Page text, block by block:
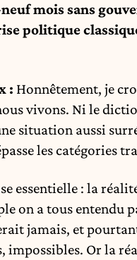
mois sans
politique
: Honnêtement, je
vivons. Ni le
situation aussi
les catégories
essentielle : la
on a tous entendu
jamais, et
impossibles. Or la